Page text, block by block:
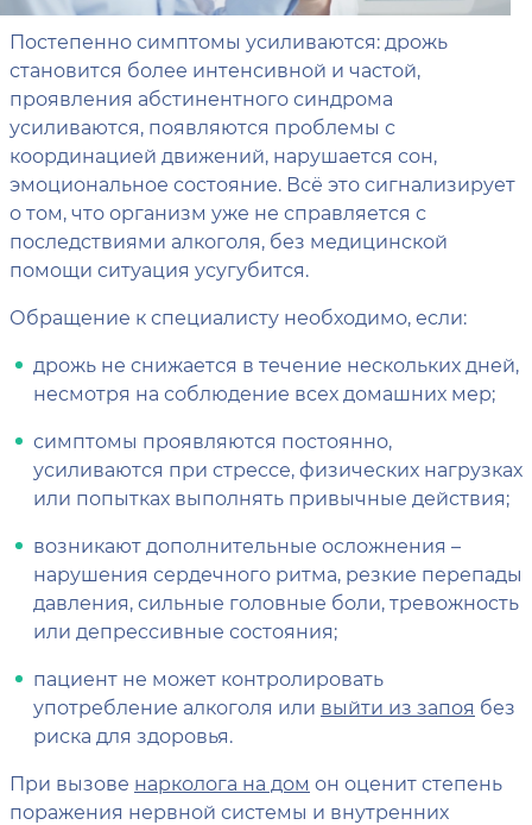
Постепенно симптомы усиливаются: дрожь
становится более интенсивной и частой,
проявления абстинентного синдрома
усиливаются, появляются проблемы с
координацией движений, нарушается сон,
эмоциональное состояние. Всё это сигнализирует
о том, что организм уже не справляется с
последствиями алкоголя, без медицинской
помощи ситуация усугубится.
Обращение к специалисту необходимо, если:
дрожь не снижается в течение нескольких дней,
несмотря на соблюдение всех домашних мер;
симптомы проявляются постоянно,
усиливаются при стрессе, физических нагрузках
или попытках выполнять привычные действия;
возникают дополнительные осложнения –
нарушения сердечного ритма, резкие перепады
давления, сильные головные боли, тревожность
или депрессивные состояния;
пациент не может контролировать
употребление алкоголя или выйти из запоя без
риска для здоровья.
При вызове нарколога на дом он оценит степень
поражения нервной системы и внутренних